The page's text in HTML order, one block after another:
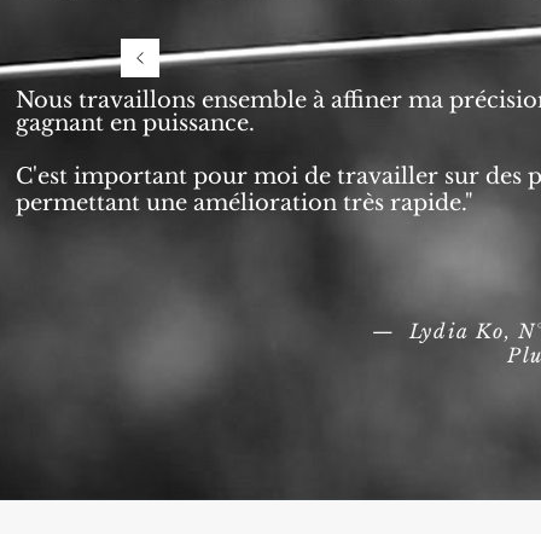
Nous travaillons ensemble à affiner ma
gagnant en puissance.
C'est important pour moi de travailler sur des
permettant une amélioration très rapide."
— Lydia Ko,
Plus jeune